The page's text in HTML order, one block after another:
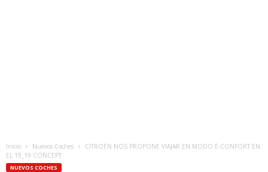
Inicio Nuevos Coches
CITROËN NOS PROPONE VIAJAR EN MODO Ë-CONFORT EN
EL 19_19 CONCEPT
NUEVOS COCHES